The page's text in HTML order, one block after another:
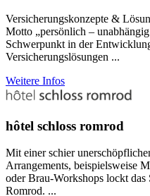
Versicherungskonzepte &
Motto „persönlich –
Schwerpunkt in der
Versicherungslösungen ...
Weitere Infos
hôtel schloss romrod
Mit einer schier
Arrangements, beispielsweise
oder Brau-Workshops lockt das
Romrod. ...